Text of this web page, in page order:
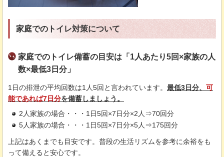
家庭でのトイレ対策について
家庭でのトイレ備蓄の目安は「1人あたり5回×家族の人
数×最低3日分」
1日の排泄の平均回数は1人5回と言われています。 最低3日分、 可
能であれば7日分を備蓄しましょう。
2人家族の場合・・・1日5回×7日分×2人⇒70回分
5人家族の場合・・・1日5回×7日分×5人⇒175回分
上記はあくまでも目安です。普段の生活リズムを参考に余裕をも
って備えると安心です。